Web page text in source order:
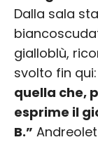
Dalla sala
gialloblù,
svolto fin qui:
quella che,
esprime il
B.”